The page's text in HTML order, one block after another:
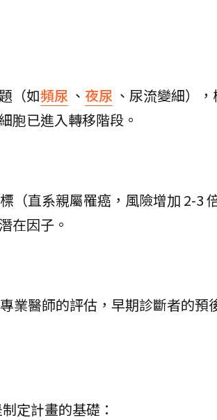
（如頻尿 、 夜尿 、尿流變細）
胞已進入轉移階段。
（直系親屬罹癌，風險增加 2-3
在因子。
業醫師的評估，早期診斷者的預
定計畫的基礎：